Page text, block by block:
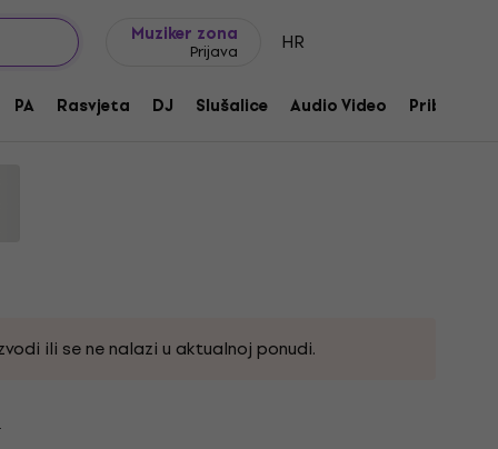
Muziker zona
Prijava HR
PA Rasvjeta DJ Slušalice Audio Video Pribor
Stradivarius Bb truba
ili se ne nalazi u aktualnoj ponudi.